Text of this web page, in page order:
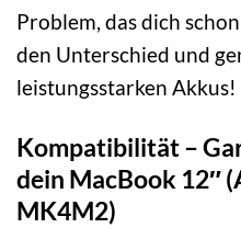
Problem, das dich
den Unterschied und
leistungsstarken Akkus!
Kompatibilität –
dein MacBook 12″
MK4M2)